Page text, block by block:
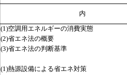
内
(1)空調用エネルギーの消費実態
(2)省エネ法の概要
(3)省エネ法の判断基準
(1)熱源設備による省エネ対策